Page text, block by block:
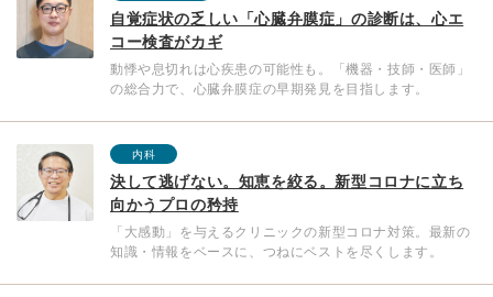
自覚症状の乏しい「心臓弁膜症」の診断は、心エ
コー検査がカギ
動悸や息切れは心疾患の可能性も。「機器・技師・医師」
の総合力で、心臓弁膜症の早期発見を目指します。
内科
決して逃げない。知恵を絞る。新型コロナに立ち
向かうプロの矜持
「大感動」を与えるクリニックの新型コロナ対策。最新の
知識・情報をベースに、つねにベストを尽くします。